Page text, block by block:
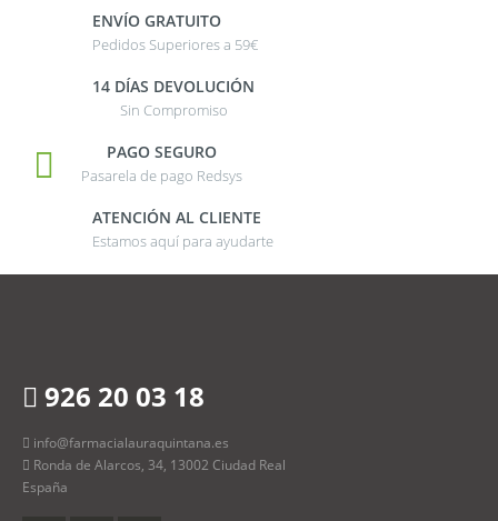
ENVÍO GRATUITO
Pedidos Superiores a 59€
14 DÍAS DEVOLUCIÓN
Sin Compromiso
PAGO SEGURO
Pasarela de pago Redsys
ATENCIÓN AL CLIENTE
Estamos aquí para ayudarte
926 20 03 18
info@farmacialauraquintana.es
Ronda de Alarcos, 34, 13002 Ciudad Real
España